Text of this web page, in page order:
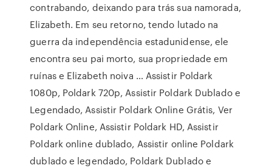
contrabando, deixando para trás sua namorada,
Elizabeth. Em seu retorno, tendo lutado na
guerra da independência estadunidense, ele
encontra seu pai morto, sua propriedade em
ruínas e Elizabeth noiva … Assistir Poldark
1080p, Poldark 720p, Assistir Poldark Dublado e
Legendado, Assistir Poldark Online Grátis, Ver
Poldark Online, Assistir Poldark HD, Assistir
Poldark online dublado, Assistir online Poldark
dublado e legendado, Poldark Dublado e